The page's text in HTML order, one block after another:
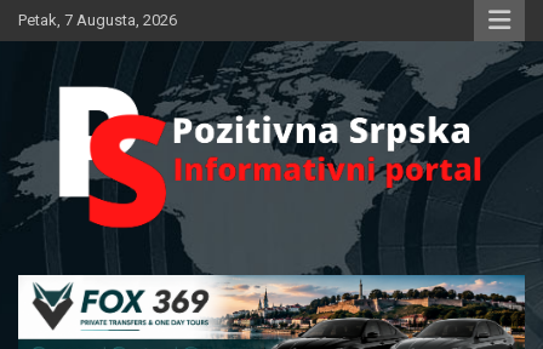
Skip
to
Petak, 7 Augusta, 2026
Pozitivna Srpska